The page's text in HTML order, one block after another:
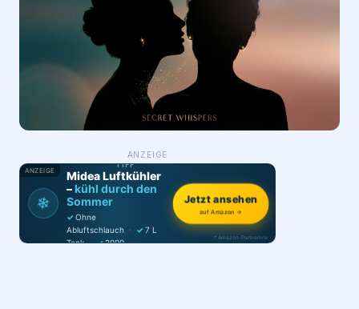
Login
Firma eintragen
ANZEIGE
ANZEIGE
❄
PRODUKT-
TIPP
Midea Luftkühler
–kühl durch den
Sommer
✓ Ohne
Abluftschlauch · ✓ 7 L
Tank · ✓2000
Jetzt ansehen
auf Amazon →
* Amazon-Partnerlink